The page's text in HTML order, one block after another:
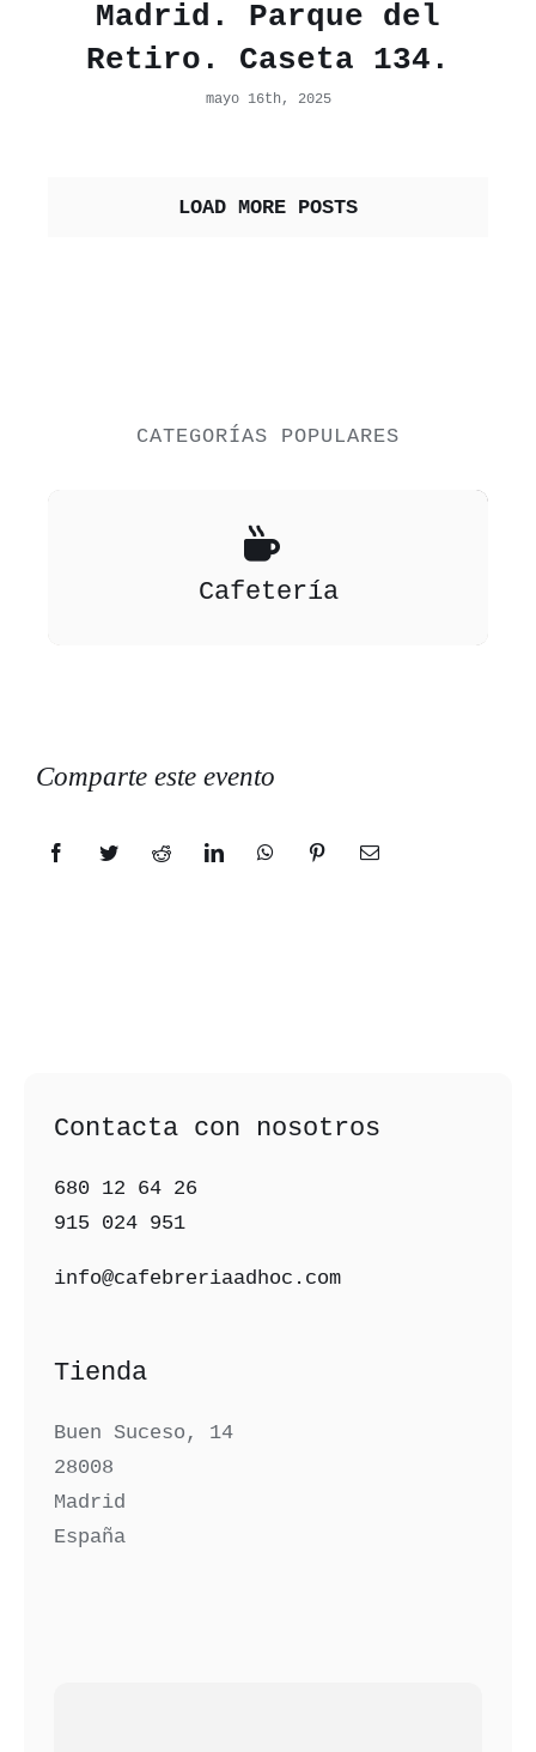
Madrid. Parque del
Retiro. Caseta 134.
mayo 16th, 2025
LOAD MORE POSTS
CATEGORÍAS POPULARES
Cafetería
Comparte este evento
FacebookTwitterRedditLinkedInWhatsAppPinterestCorreo
Contacta con nosotros
680 12 64 26‬
915 024 951‬
info@cafebreriaadhoc.com
Tienda
Buen Suceso, 14
28008
Madrid
España